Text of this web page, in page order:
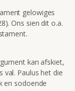
gelowiges
Ons sien dit o.a.
kan afskiet,
val. Paulus het die
en sodoende